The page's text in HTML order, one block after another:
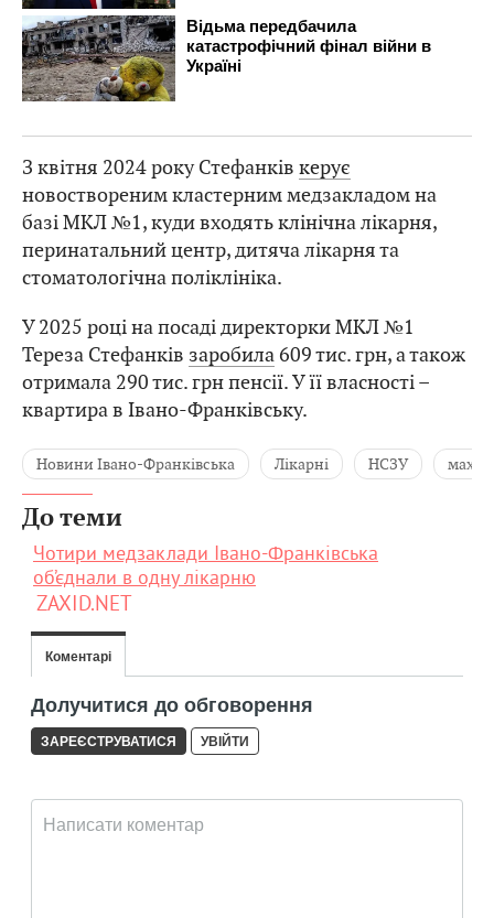
З квітня 2024 року Стефанків керує
новоствореним кластерним медзакладом на
базі МКЛ №1, куди входять клінічна лікарня,
перинатальний центр, дитяча лікарня та
стоматологічна поліклініка.
У 2025 році на посаді директорки МКЛ №1
Тереза Стефанків заробила 609 тис. грн, а також
отримала 290 тис. грн пенсії. У її власності –
квартира в Івано-Франківську.
Новини Івано-Франківська Лікарні НСЗУ
До теми
Чотири медзаклади Івано-Франківська
об’єднали в одну лікарню
ZAXID.NET